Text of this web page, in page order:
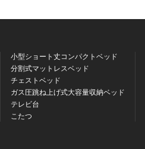
小型ショート丈コンパクトベッド
分割式マットレスベッド
チェストベッド
ガス圧跳ね上げ式大容量収納ベッド
テレビ台
こたつ